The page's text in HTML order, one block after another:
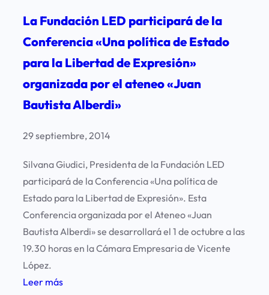
La Fundación LED participará de la
Conferencia «Una política de Estado
para la Libertad de Expresión»
organizada por el ateneo «Juan
Bautista Alberdi»
29 septiembre, 2014
Silvana Giudici, Presidenta de la Fundación LED
participará de la Conferencia «Una política de
Estado para la Libertad de Expresión». Esta
Conferencia organizada por el Ateneo «Juan
Bautista Alberdi» se desarrollará el 1 de octubre a las
19.30 horas en la Cámara Empresaria de Vicente
López.
Leer más: